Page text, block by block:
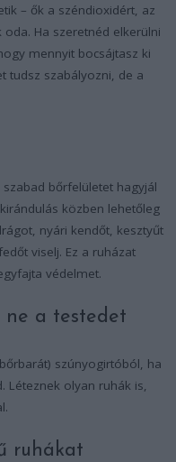
– ők a széndioxidért, az
Ha szeretnéd elkerülni
mennyit bocsájtasz ki
tudsz szabályozni, de a
bőrfelületet hagyjál
közben lehetőleg
nyári kendőt, kesztyűt
viselj. Ez a ruházat
védelmet.
ne a testedet
szúnyogirtóból, ha
Léteznek olyan ruhák is,
ruhákat